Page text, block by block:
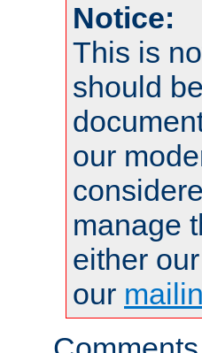
Notice:
This is
should
our
manage
either
our